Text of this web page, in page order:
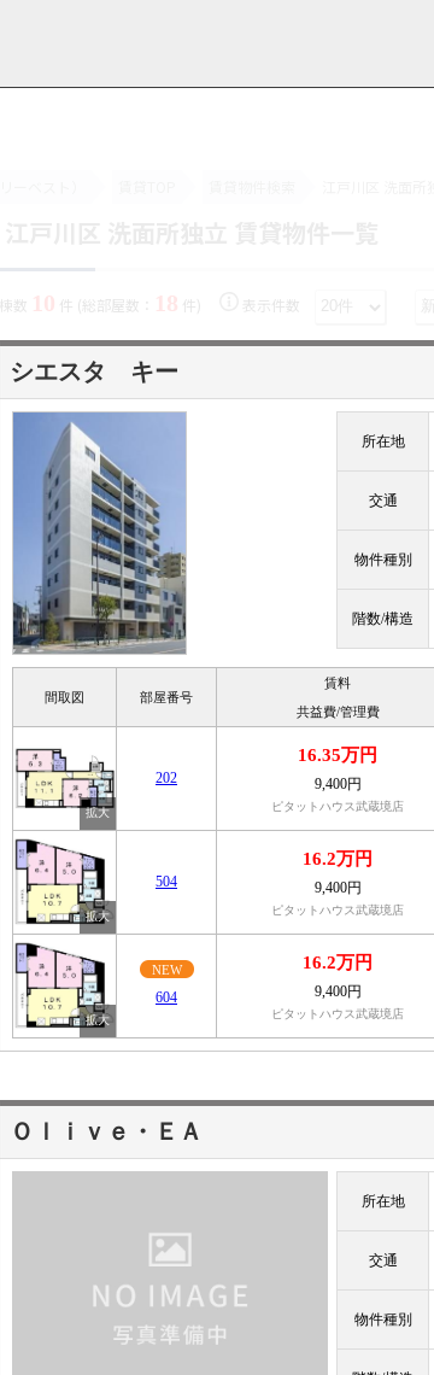
棟数 10 件 (総部屋数： 18 件) 表示件数
シエスタ キー
所在地
交通
物件種別
階数/構造
間取図 部屋番号
賃料
共益費/管理費
202
16.35万円
9,400円
ピタットハウス武蔵境店
504
16.2万円
9,400円
ピタットハウス武蔵境店
NEW
604
16.2万円
9,400円
ピタットハウス武蔵境店
Ｏｌｉｖｅ・ＥＡ
所在地
交通
物件種別